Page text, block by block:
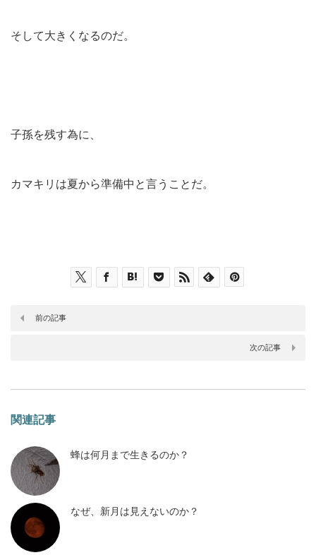
そして大きくなるのだ。
子孫を残す為に、
カマキリは夏から準備中と言うことだ。
前の記事
次の記事
関連記事
蜂は何月まで生きるのか？
なぜ、新月は見えないのか？